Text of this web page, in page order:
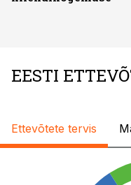
EESTI
Ettevõtete tervis